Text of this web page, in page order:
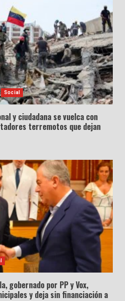
Social
y ciudadana se vuelca con
terremotos que dejan
gobernado por PP y Vox,
y deja sin financiación a